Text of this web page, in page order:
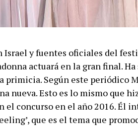
Israel y fuentes oficiales del
actuará en la gran final.
primicia. Según este periódico
nueva. Esto es lo mismo que
el concurso en el año 2016. Él
que es el tema que